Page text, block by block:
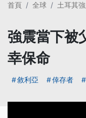
首頁 全球 土耳其
強震當下被
幸保命
敘利亞 倖存者